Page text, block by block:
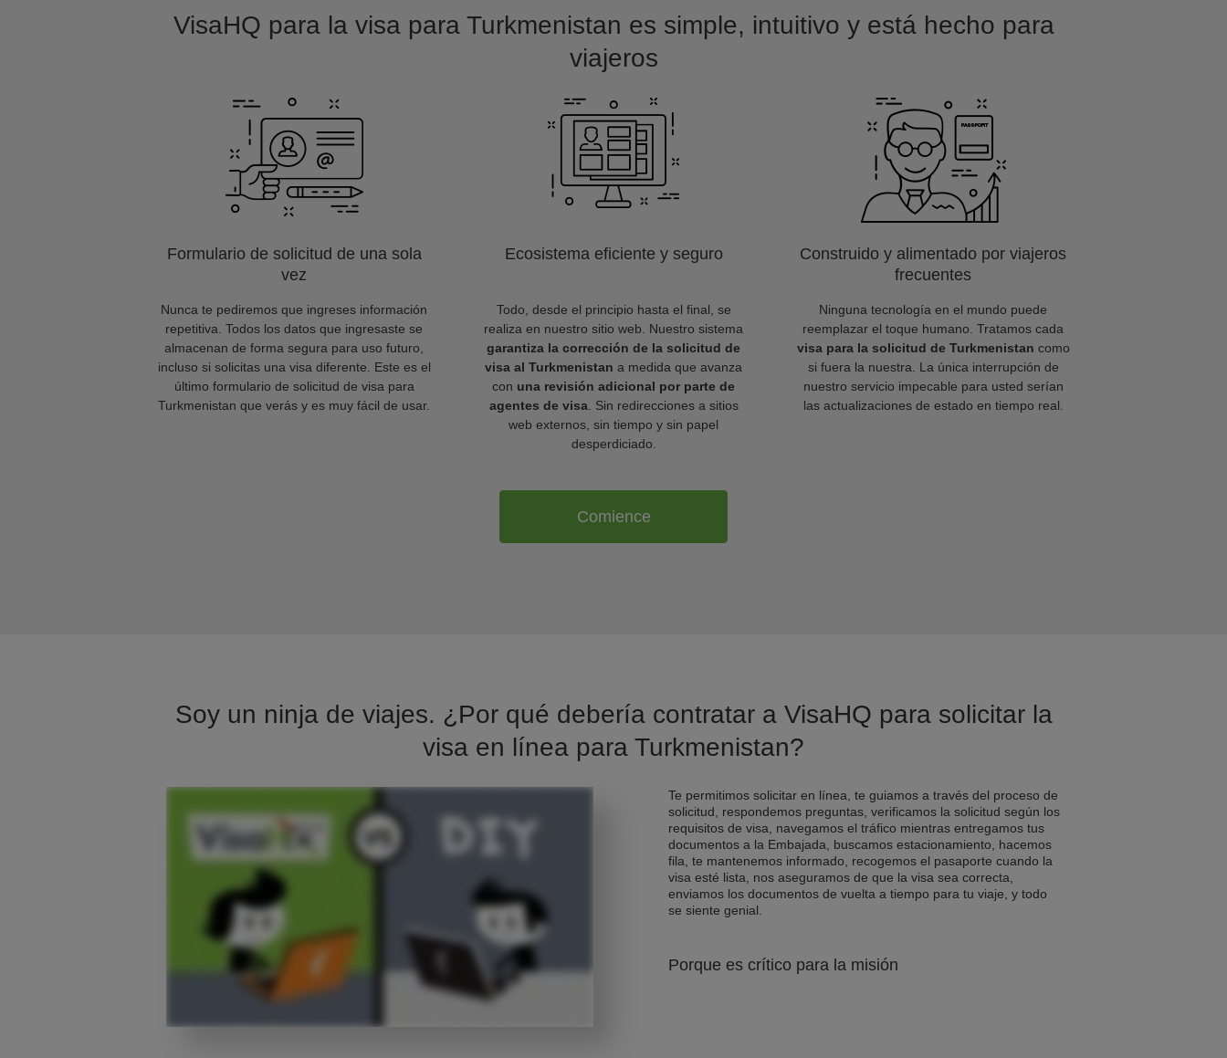
VisaHQ para la visa para Turkmenistan es simple, intuitivo y está hecho para
viajeros
Formulario de solicitud de una sola
vez
Nunca te pediremos que ingreses información
repetitiva. Todos los datos que ingresaste se
almacenan de forma segura para uso futuro,
incluso si solicitas una visa diferente. Este es el
último formulario de solicitud de visa para
Turkmenistan que verás y es muy fácil de usar.
Ecosistema eficiente y seguro
Todo, desde el principio hasta el final, se
realiza en nuestro sitio web. Nuestro sistema
garantiza la corrección de la solicitud de
visa al Turkmenistan a medida que avanza
con una revisión adicional por parte de
agentes de visa. Sin redirecciones a sitios
web externos, sin tiempo y sin papel
desperdiciado.
Construido y alimentado por viajeros
frecuentes
Ninguna tecnología en el mundo puede
reemplazar el toque humano. Tratamos cada
visa para la solicitud de Turkmenistan como
si fuera la nuestra. La única interrupción de
nuestro servicio impecable para usted serían
las actualizaciones de estado en tiempo real.
Comience
Soy un ninja de viajes. ¿Por qué debería contratar a VisaHQ para solicitar la
visa en línea para Turkmenistan?
Te permitimos solicitar en línea, te guiamos a través del proceso de
solicitud, respondemos preguntas, verificamos la solicitud según los
requisitos de visa, navegamos el tráfico mientras entregamos tus
documentos a la Embajada, buscamos estacionamiento, hacemos
fila, te mantenemos informado, recogemos el pasaporte cuando la
visa esté lista, nos aseguramos de que la visa sea correcta,
enviamos los documentos de vuelta a tiempo para tu viaje, y todo
se siente genial.
Porque es crítico para la misión